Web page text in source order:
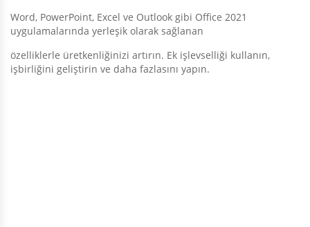
Word, PowerPoint, Excel ve Outlook gibi Office 2021
uygulamalarında yerleşik olarak sağlanan
özelliklerle üretkenliğinizi artırın. Ek işlevselliği kullanın,
işbirliğini geliştirin ve daha fazlasını yapın.